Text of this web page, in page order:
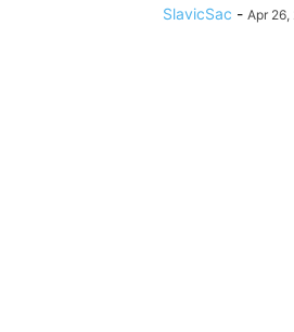
SlavicSac - Apr 26,